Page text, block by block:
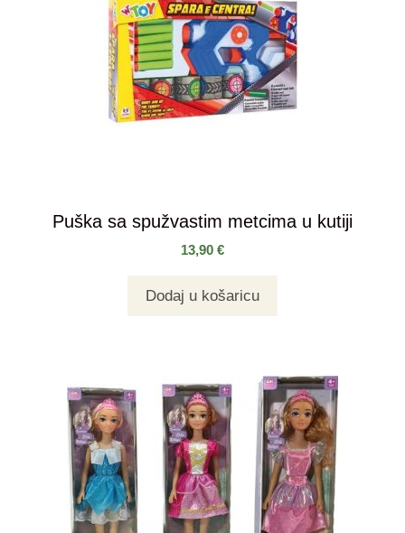
Puška sa spužvastim metcima u kutiji
13,90 €
Dodaj u košaricu